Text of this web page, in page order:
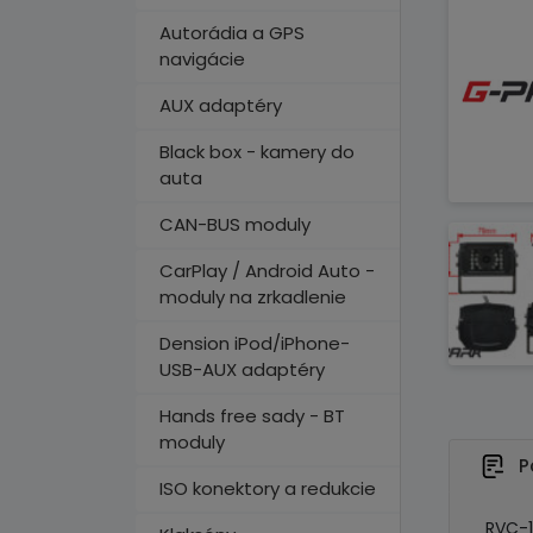
Autorádia a GPS
navigácie
AUX adaptéry
Black box - kamery do
auta
CAN-BUS moduly
CarPlay / Android Auto -
moduly na zrkadlenie
Dension iPod/iPhone-
USB-AUX adaptéry
Hands free sady - BT
moduly
ISO konektory a redukcie